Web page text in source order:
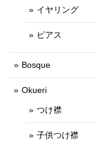
イヤリング
ピアス
Bosque
Okueri
つけ襟
子供つけ襟